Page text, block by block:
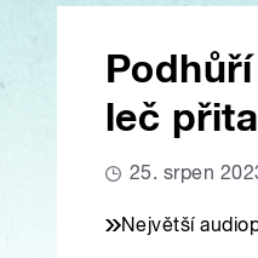
leč
25. srpen
Největší